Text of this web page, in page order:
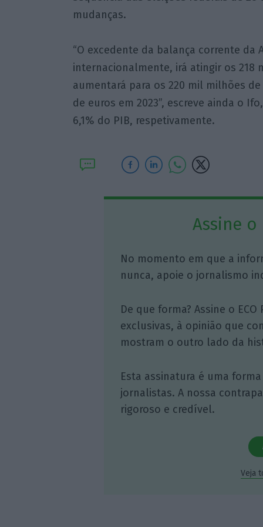
mudanças.
“O excedente da balança corrente
internacionalmente, irá atingir os 218
aumentará para os 220 mil milhões
de euros em 2023”, escreve ainda o
6,1% do PIB, respetivamente.
Assine o
No momento em que a
nunca, apoie o jornalismo
De que forma? Assine o
exclusivas, à opinião que
mostram o outro lado da
Esta assinatura é uma
jornalistas. A nossa
rigoroso e credível.
Veja